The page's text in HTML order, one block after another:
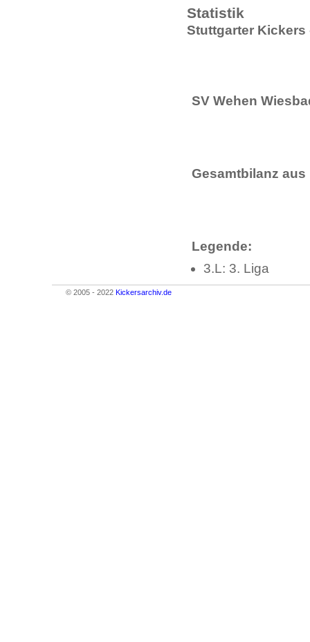
Statistik
Stuttgarter Kickers
SV Wehen
Gesamtbilanz
Legende:
3.L: 3. Liga
© 2005 - 2022 Kickersarchiv.de